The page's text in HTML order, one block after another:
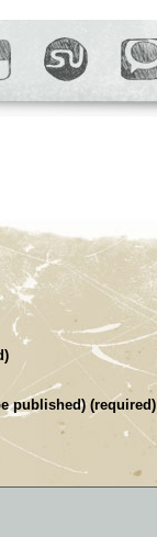
published) (required)